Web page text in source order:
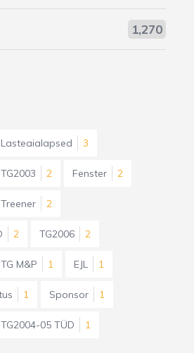
1,270
Lasteaialapsed 3
TG2003 2 Fenster 2
Treener 2
2 TG2006 2
TG M&P 1 EJL 1
1 Sponsor 1
TG2004-05 TÜD 1